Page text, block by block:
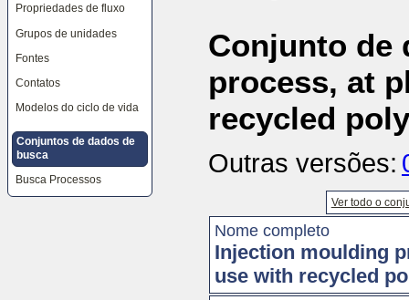
as
do
o
de
idiomas
e
caminho
de
navegação
Propriedades de fluxo
Grupos de unidades
Fontes
Contatos
Modelos do ciclo de vida
Conjuntos de dados de
busca
Busca Processos
Conjunto de
process, at
recycled
Outras versões:
Ver todo o
Nome completo
Injection moulding
use with recycled